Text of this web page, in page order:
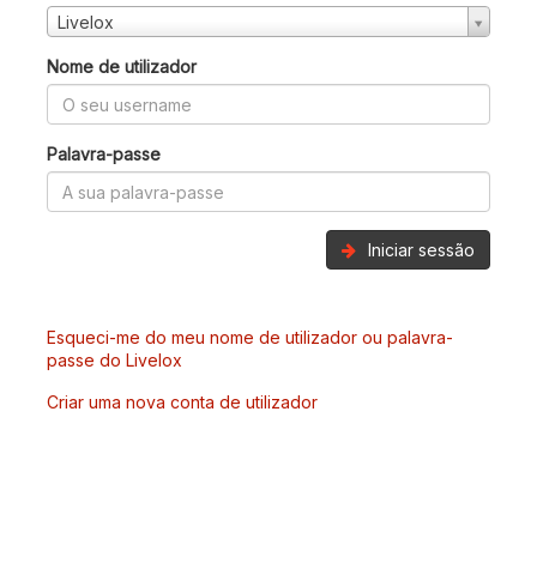
Livelox
Nome de utilizador
Palavra-passe
Iniciar sessão
Esqueci-me do meu nome de utilizador ou palavra-
passe do Livelox
Criar uma nova conta de utilizador